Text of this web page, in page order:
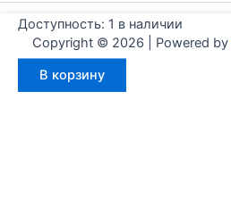
Copyright © 2026 | Powered by
Доступность: 1 в наличии
товара
В корзину